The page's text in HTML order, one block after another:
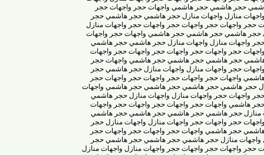
حجر هاشمي حجر هاشمي واجهات حجر واجهات حجر
منازل واجهات منازل حجر هاشمي حجر هاشمي حجر
واجهات حجر واجهات حجر واجهات حجر واجهات منازل
حجر هاشمي حجر هاشمي واجهات حجر واجهات
منازل واجهات منازل حجر هاشمي حجر هاشمي
حجر واجهات حجر واجهات حجر واجهات حجر واجهات
حجر هاشمي حجر هاشمي حجر هاشمي واجهات حجر
حجر واجهات منازل واجهات منازل حجر هاشمي حجر
واجهات حجر واجهات حجر واجهات حجر واجهات حجر
هاشمي حجر هاشمي حجر هاشمي حجر هاشمي واجهات
حجر واجهات منازل واجهات منازل حجر هاشمي
واجهات حجر واجهات حجر واجهات حجر واجهات
حجر هاشمي حجر هاشمي حجر هاشمي حجر هاشمي
حجر واجهات حجر واجهات منازل واجهات منازل حجر
حجر هاشمي واجهات حجر واجهات حجر واجهات حجر
منازل حجر هاشمي حجر هاشمي حجر هاشمي حجر
واجهات حجر واجهات حجر واجهات منازل واجهات منازل